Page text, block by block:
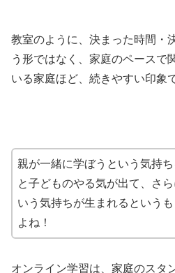
教室のように、決まった時間・
う形ではなく、家庭のペースで
いる家庭ほど、続きやすい印象
親が一緒に学ぼうという気持
と子どものやる気が出て、さ
いう気持ちが生まれるという
よね！
オンライン学習は、家庭のスタ